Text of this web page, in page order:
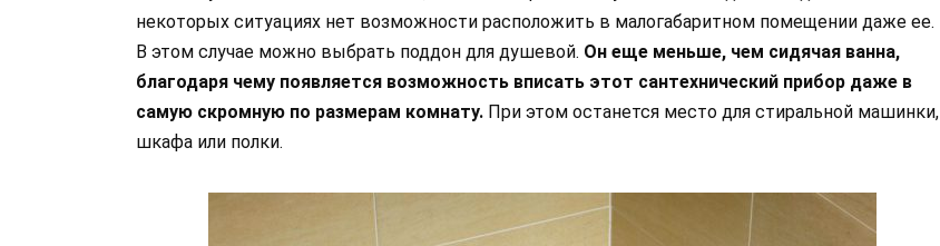
некоторых ситуациях нет возможности расположить в малогабаритном помещении даже ее.
В этом случае можно выбрать поддон для душевой. Он еще меньше, чем сидячая ванна,
благодаря чему появляется возможность вписать этот сантехнический прибор даже в
самую скромную по размерам комнату. При этом останется место для стиральной машинки,
шкафа или полки.